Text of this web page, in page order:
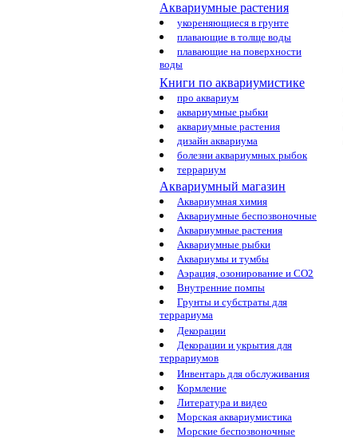
Аквариумные растения
укореняющиеся в грунте
плавающие в толще воды
плавающие на поверхности
воды
Книги по аквариумистике
про аквариум
аквариумные рыбки
аквариумные растения
дизайн аквариума
болезни аквариумных рыбок
террариум
Аквариумный магазин
Аквариумная химия
Аквариумные беспозвоночные
Аквариумные растения
Аквариумные рыбки
Аквариумы и тумбы
Аэрация, озонирование и CO2
Внутренние помпы
Грунты и субстраты для
террариума
Декорации
Декорации и укрытия для
террариумов
Инвентарь для обслуживания
Кормление
Литература и видео
Морская аквариумистика
Морские беспозвоночные